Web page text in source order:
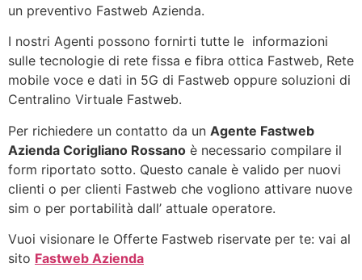
un preventivo Fastweb Azienda.
I nostri Agenti possono fornirti tutte le informazioni
sulle tecnologie di rete fissa e fibra ottica Fastweb, Rete
mobile voce e dati in 5G di Fastweb oppure soluzioni di
Centralino Virtuale Fastweb.
Per richiedere un contatto da un Agente Fastweb
Azienda Corigliano Rossano è necessario compilare il
form riportato sotto. Questo canale è valido per nuovi
clienti o per clienti Fastweb che vogliono attivare nuove
sim o per portabilità dall’ attuale operatore.
Vuoi visionare le Offerte Fastweb riservate per te: vai al
sito Fastweb Azienda